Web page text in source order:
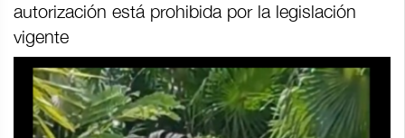
autorización está prohibida por la legislación
vigente